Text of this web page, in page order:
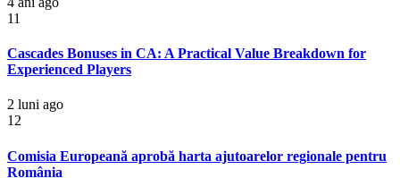
11
Cascades Bonuses in CA: A Practical Value Breakdown for
Experienced Players
2 luni ago
12
Comisia Europeană aprobă harta ajutoarelor regionale pentru
România